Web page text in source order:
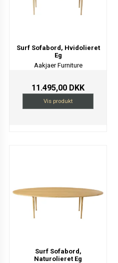
Surf Sofabord, Hvidolieret
Eg
Aakjaer Furniture
11.495,00 DKK
Vis produkt
Surf Sofabord,
Naturolieret Eg